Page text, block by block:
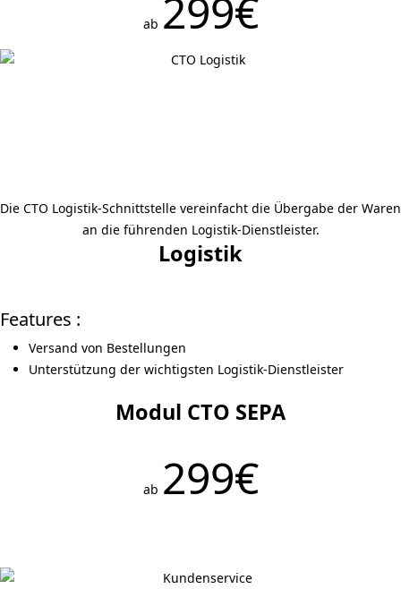
ab 299€
Die CTO Logistik-Schnittstelle vereinfacht die Übergabe der Waren
an die führenden Logistik-Dienstleister.
Logistik
Features :
Versand von Bestellungen
Unterstützung der wichtigsten Logistik-Dienstleister
Modul CTO SEPA
ab 299€